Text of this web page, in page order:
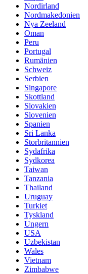
Nordirland
Nordmakedonien
Nya Zeeland
Oman
Peru
Portugal
Rumänien
Schweiz
Serbien
Singapore
Skottland
Slovakien
Slovenien
Spanien
Sri Lanka
Storbritannien
Sydafrika
Sydkorea
Taiwan
Tanzania
Thailand
Uruguay
Turkiet
Tyskland
Ungern
USA
Uzbekistan
Wales
Vietnam
Zimbabwe